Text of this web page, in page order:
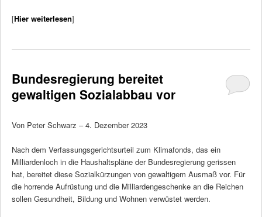
[Hier weiterlesen]
Bundesregierung bereitet
gewaltigen Sozialabbau vor
Von Peter Schwarz – 4. Dezember 2023
Nach dem Verfassungsgerichtsurteil zum Klimafonds, das ein
Milliardenloch in die Haushaltspläne der Bundesregierung gerissen
hat, bereitet diese Sozialkürzungen von gewaltigem Ausmaß vor. Für
die horrende Aufrüstung und die Milliardengeschenke an die Reichen
sollen Gesundheit, Bildung und Wohnen verwüstet werden.